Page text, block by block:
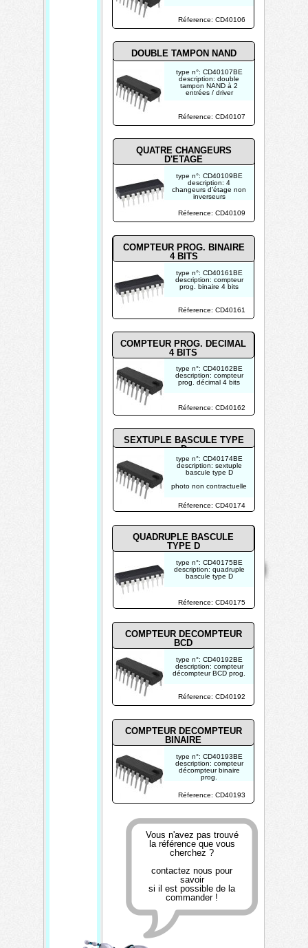
Copyright 2026
Mis à jour le
07/08/2026
Créé par
TECHTRONIK
Contact
Home
type n°: CD40109BE
description: 4
changeurs d'étage non
inverseurs
photo non contractuelle
type n°: CD40107BE
description: double
tampon NAND à 2
entrées / driver
type n°: CD40175BE
description: quadruple
bascule type D
type n°: CD40162BE
description: compteur
prog. décimal 4 bits
type n°: CD40193BE
description: compteur
décompteur binaire
prog.
photo non contractuelle
type n°: CD40161BE
description: compteur
prog. binaire 4 bits
type n°: CD40174BE
description: sextuple
bascule type D
photo non contractuelle
type n°: CD40192BE
description: compteur
décompteur BCD prog.
Réference: CD40106
Réference: CD40107
Réference: CD40109
Réference: CD40162
Réference: CD40161
Réference: CD40175
Réference: CD40174
Réference: CD40193
Réference: CD40192
QUATRE CHANGEURS
D'ETAGE
DOUBLE TAMPON NAND
COMPTEUR PROG. DECIMAL
4 BITS
COMPTEUR PROG. BINAIRE
4 BITS
QUADRUPLE BASCULE
TYPE D
COMPTEUR DECOMPTEUR
BINAIRE
SEXTUPLE BASCULE TYPE
D
COMPTEUR DECOMPTEUR
BCD
Vous n'avez pas trouvé
la référence que vous
cherchez ?
contactez nous pour
savoir
si il est possible de la
commander !